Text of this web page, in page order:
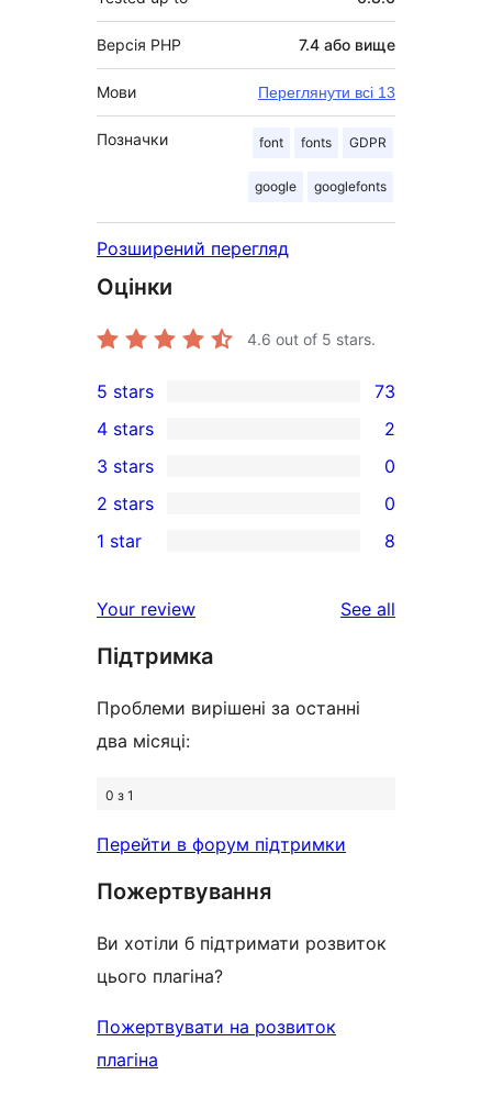
Версія PHP 7.4 або вище
Мови Переглянути всі 13
Позначки font fonts GDPR
google googlefonts
Розширений перегляд
Оцінки
4.6 out of 5 stars.
73
5-
star
reviews
5 stars 73
4-
star
reviews
4 stars 2
0
3-
star
3 stars 0
2-
reviews
2 stars 0
star
reviews
1 star 8
Your review See all
Підтримка
Проблеми вирішені за останні
два місяці:
0 з 1
Перейти в форум підтримки
Пожертвування
Ви хотіли б підтримати розвиток
цього плагіна?
Пожертвувати на розвиток
плагіна